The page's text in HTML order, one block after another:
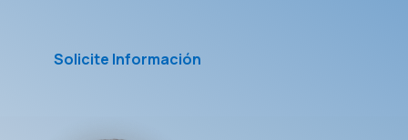
Solicite Información